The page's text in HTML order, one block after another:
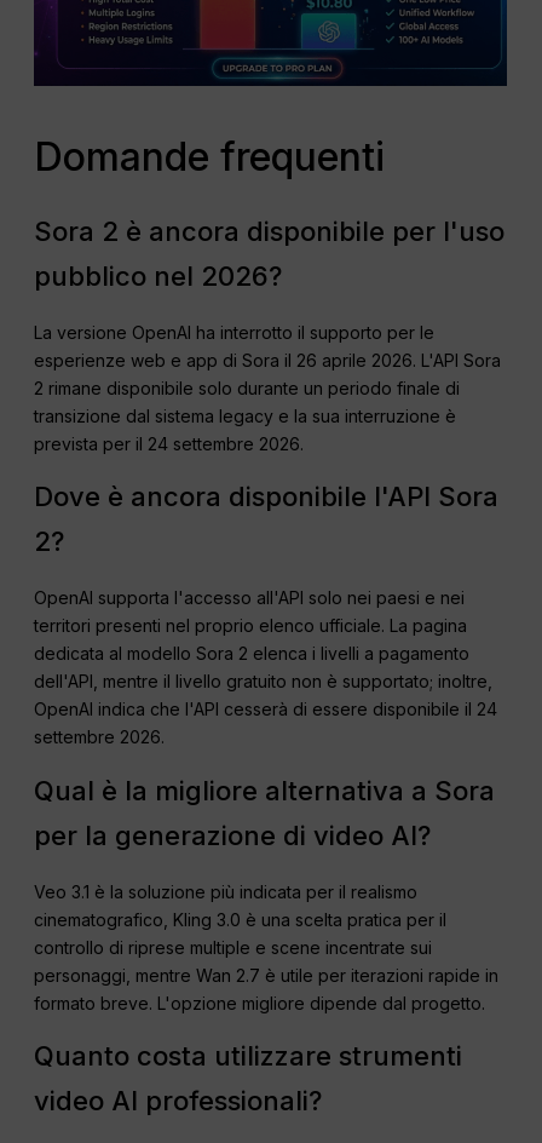
Domande frequenti
Sora 2 è ancora disponibile per l'uso
pubblico nel 2026?
La versione OpenAI ha interrotto il supporto per le
esperienze web e app di Sora il 26 aprile 2026. L'API Sora
2 rimane disponibile solo durante un periodo finale di
transizione dal sistema legacy e la sua interruzione è
prevista per il 24 settembre 2026.
Dove è ancora disponibile l'API Sora
2?
OpenAI supporta l'accesso all'API solo nei paesi e nei
territori presenti nel proprio elenco ufficiale. La pagina
dedicata al modello Sora 2 elenca i livelli a pagamento
dell'API, mentre il livello gratuito non è supportato; inoltre,
OpenAI indica che l'API cesserà di essere disponibile il 24
settembre 2026.
Qual è la migliore alternativa a Sora
per la generazione di video AI?
Veo 3.1 è la soluzione più indicata per il realismo
cinematografico, Kling 3.0 è una scelta pratica per il
controllo di riprese multiple e scene incentrate sui
personaggi, mentre Wan 2.7 è utile per iterazioni rapide in
formato breve. L'opzione migliore dipende dal progetto.
Quanto costa utilizzare strumenti
video AI professionali?